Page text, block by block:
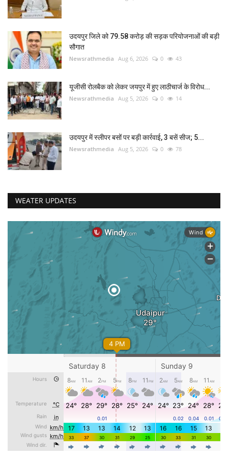
उदयपुर जिले को 79.58 करोड़ की सड़क परियोजनाओं की बड़ी
सौगात
Newsrathmedia Aug 6, 2026 0 43
यूजीसी रोलबैक को लेकर जयपुर में हुए लाठीचार्ज के विरोध...
Newsrathmedia Aug 5, 2026 0 14
उदयपुर में स्लीपर बसों पर बड़ी कार्रवाई, 3 बसें सीज; 5...
Newsrathmedia Aug 5, 2026 0 78
WEATER UPDATES